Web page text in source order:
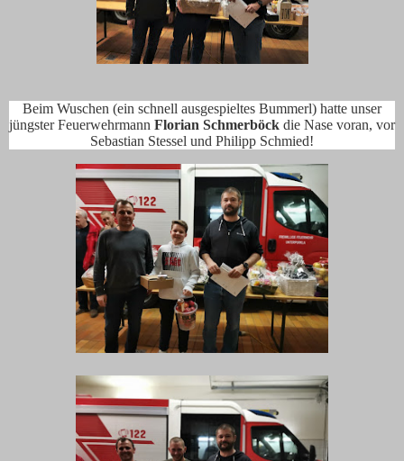
Beim Wuschen (ein schnell ausgespieltes Bummerl) hatte unser
jüngster Feuerwehrmann Florian Schmerböck die Nase voran, vor
Sebastian Stessel und Philipp Schmied!